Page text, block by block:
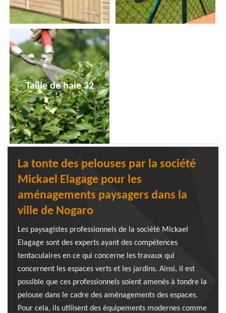
Taille de haie 32
La tonte des pelouses par la société
Mickael Elagage pour les
aménagements paysagers dans la
ville de Nogaro
Les paysagistes professionnels de la société Mickael
Elagage sont des experts ayant des compétences
tentaculaires en ce qui concerne les travaux qui
concernent les espaces verts et les jardins. Ainsi, il est
possible que ces professionnels soient amenés à tondre la
pelouse dans le cadre des aménagements des espaces.
Pour cela, ils utilisent des équipements modernes comme